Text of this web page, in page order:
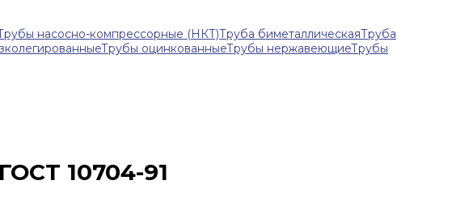
насосно-компрессорные (НКТ)Труба биметаллическаяТруба
Трубы оцинкованныеТрубы нержавеющиеТрубы
10704-91